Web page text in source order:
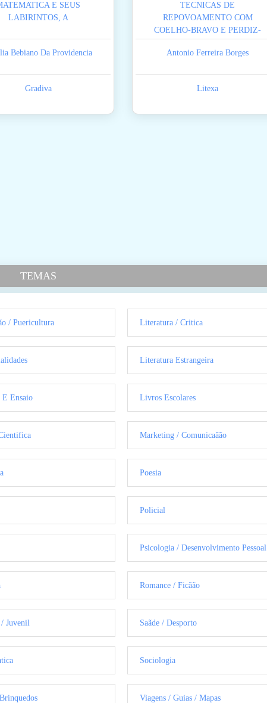
E SEUS
LABIRINTOS, A
Bebiano Da Providencia
Gradiva
TECNICAS DE
REPOVOAMENTO COM
COELHO-BRAVO E PERDIZ-
Antonio Ferreira Borges
Litexa
TEMAS
/ Puericultura
E Ensaio
Cientifica
Juvenil
Literatura / Critica
Literatura Estrangeira
Livros Escolares
Marketing / Comunicaãão
Poesia
Policial
Psicologia / Desenvolvimento Pessoal
Romance / Ficãão
Saãde / Desporto
Sociologia
Viagens / Guias / Mapas